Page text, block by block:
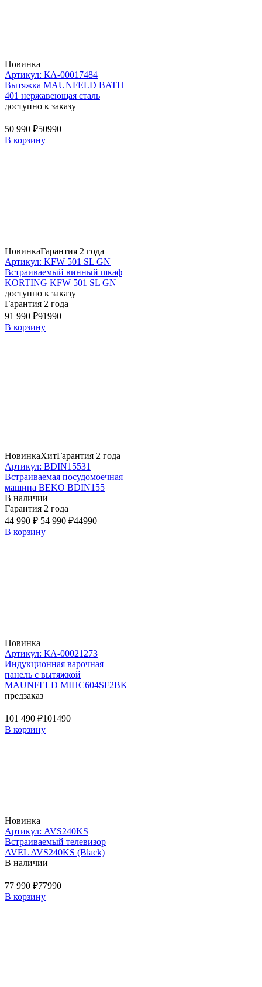
Новинка
Артикул: КА-00017484
Вытяжка MAUNFELD BATH
401 нержавеющая сталь
доступно к заказу
50 990 ₽50990
В корзину
НовинкаГарантия 2 года
Артикул: KFW 501 SL GN
Встраиваемый винный шкаф
KORTING KFW 501 SL GN
доступно к заказу
Гарантия 2 года
91 990 ₽91990
В корзину
НовинкаХитГарантия 2 года
Артикул: BDIN15531
Встраиваемая посудомоечная
машина BEKO BDIN155
В наличии
Гарантия 2 года
44 990 ₽ 54 990 ₽44990
В корзину
Новинка
Артикул: КА-00021273
Индукционная варочная
панель с вытяжкой
MAUNFELD MIHC604SF2BK
предзаказ
101 490 ₽101490
В корзину
Новинка
Артикул: AVS240KS
Встраиваемый телевизор
AVEL AVS240KS (Black)
В наличии
77 990 ₽77990
В корзину